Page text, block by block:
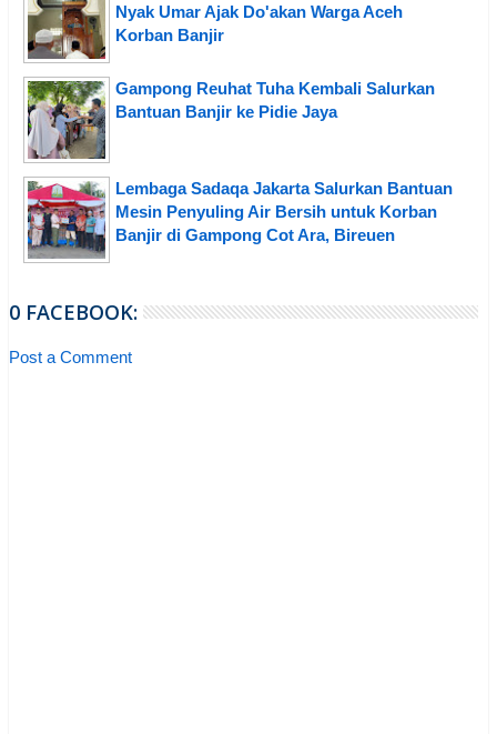
Nyak Umar Ajak Do'akan Warga Aceh
Korban Banjir
Gampong Reuhat Tuha Kembali Salurkan
Bantuan Banjir ke Pidie Jaya
Lembaga Sadaqa Jakarta Salurkan Bantuan
Mesin Penyuling Air Bersih untuk Korban
Banjir di Gampong Cot Ara, Bireuen
0 FACEBOOK:
Post a Comment